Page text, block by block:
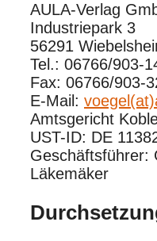
AULA-Verlag
Industriepark 3
56291
Tel.: 06766/903-
Fax: 06766/903-
E-Mail:
Amtsgericht
UST-ID: DE
Geschäftsführer:
Läkemäker